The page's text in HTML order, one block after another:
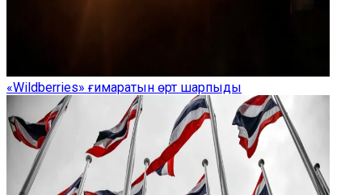
«Wildberries» ғимаратын өрт шарпыды